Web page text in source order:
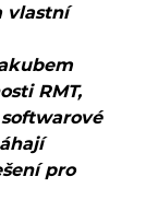
vlastní
RMT,
pro